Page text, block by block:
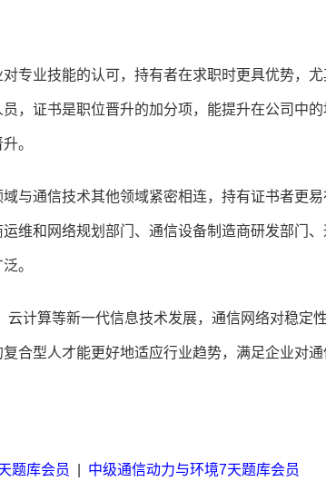
专业技能的认可，持有者在求职时更具优势，
，证书是职位晋升的加分项，能提升在公司中
。
与通信技术其他领域紧密相连，持有证书者更易
维和网络规划部门、通信设备制造商研发部门
。
云计算等新一代信息技术发展，通信网络对稳定
合型人才能更好地适应行业趋势，满足企业对通
题库会员 中级通信动力与环境7天题库会员